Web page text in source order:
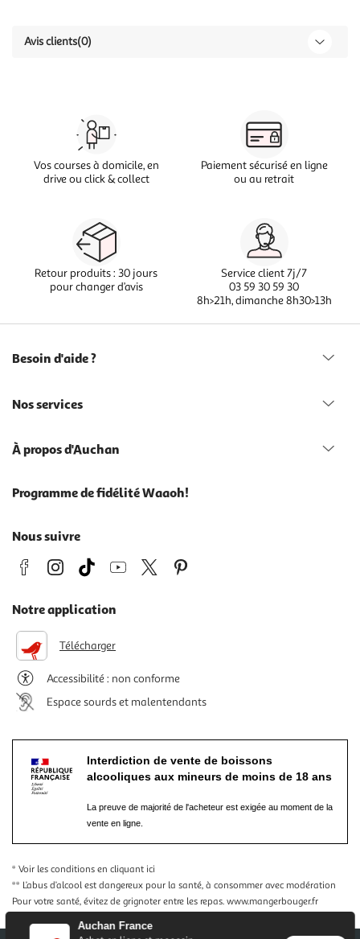
Auchan France
Avis clients(0)
Vos courses à domicile, en
drive ou click & collect
Paiement sécurisé en ligne
ou au retrait
Retour produits : 30 jours
pour changer d’avis
Service client 7j/7
03 59 30 59 30
8h>21h, dimanche 8h30>13h
Besoin d'aide ?
Nos services
À propos d'Auchan
Programme de fidélité Waaoh!
Nous suivre
Notre application
Télécharger
Accessibilité : non conforme
Espace sourds et malentendants
Interdiction de vente de boissons
alcooliques aux mineurs de moins de 18 ans
La preuve de majorité de l'acheteur est exigée au moment de la
vente en ligne.
* Voir les conditions en cliquant ici
** L’abus d’alcool est dangereux pour la santé, à consommer avec modération
Pour votre santé, évitez de grignoter entre les repas. www.mangerbouger.fr